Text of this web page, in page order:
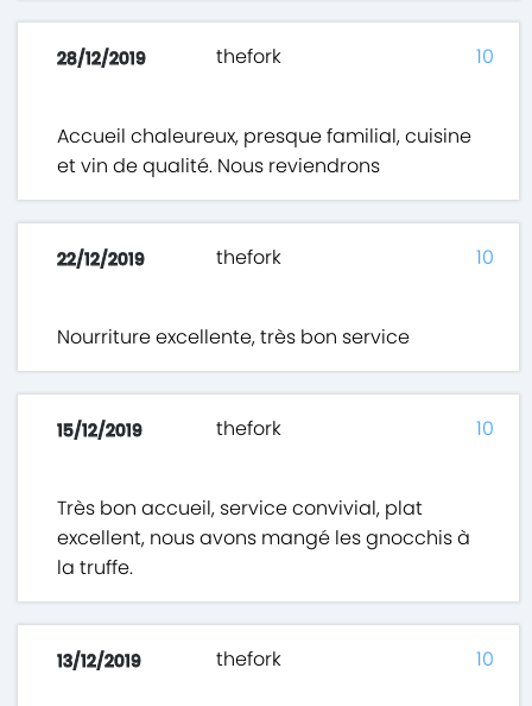
28/12/2019 thefork
Accueil chaleureux, presque familial, cuisine
et vin de qualité. Nous reviendrons
10
22/12/2019 thefork
Nourriture excellente, très bon service
10
15/12/2019 thefork
Très bon accueil, service convivial, plat
excellent, nous avons mangé les gnocchis à
la truffe.
10
13/12/2019 thefork 10